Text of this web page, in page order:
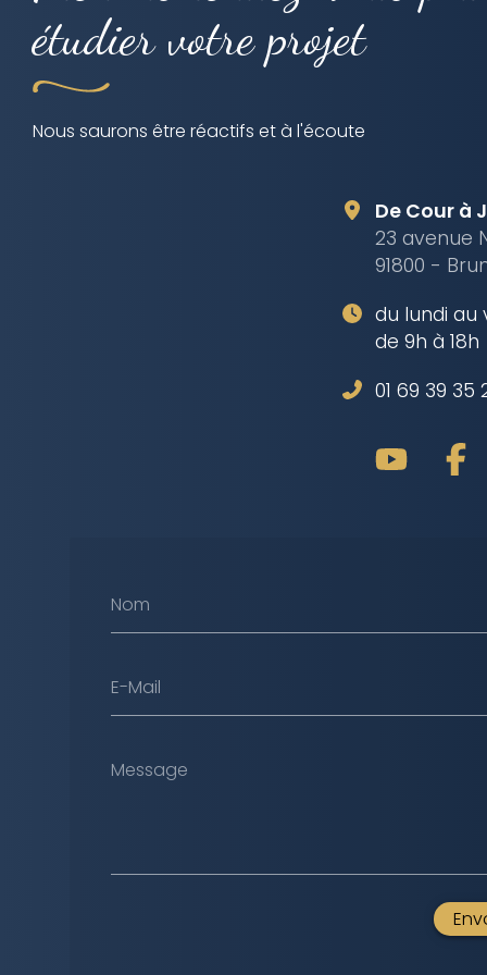
étudier votre projet
Nous saurons être réactifs et à l'écoute
Nom
E-Mail
Message
De Cour à
23 avenue
91800 -
du lundi au
de 9h à 18h
01 69 39 35